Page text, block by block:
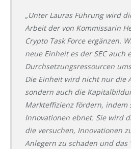
„Unter Lauras Führung wird
Arbeit der von Kommissarin
Crypto Task Force ergänzen.
neue Einheit es der SEC auch
Durchsetzungsressourcen
Die Einheit wird nicht nur die
sondern auch die
Markteffizienz fördern, indem
Innovationen ebnet. Sie wird
die versuchen, Innovationen
Anlegern zu schaden und das